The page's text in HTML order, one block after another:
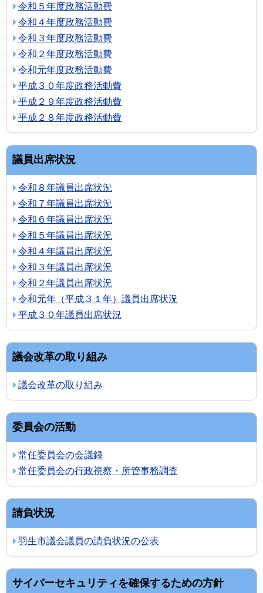
令和５年度政務活動費
令和４年度政務活動費
令和３年度政務活動費
令和２年度政務活動費
令和元年度政務活動費
平成３０年度政務活動費
平成２９年度政務活動費
平成２８年度政務活動費
議員出席状況
令和８年議員出席状況
令和７年議員出席状況
令和６年議員出席状況
令和５年議員出席状況
令和４年議員出席状況
令和３年議員出席状況
令和２年議員出席状況
令和元年（平成３１年）議員出席状況
平成３０年議員出席状況
議会改革の取り組み
議会改革の取り組み
委員会の活動
常任委員会の会議録
常任委員会の行政視察・所管事務調査
請負状況
羽生市議会議員の請負状況の公表
サイバーセキュリティを確保するための方針